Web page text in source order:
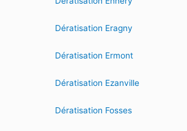
Dératisation Eragny
Dératisation Ermont
Dératisation Ezanville
Dératisation Fosses